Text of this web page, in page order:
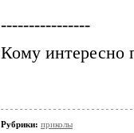
----------------
Кому интересно
Рубрики: приколы